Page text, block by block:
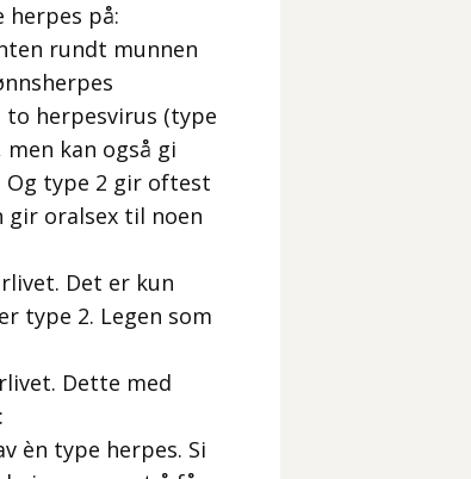
på:
rundt munnen
herpesvirus (type
kan også gi
Og type 2 gir oftest
gir oralsex til noen
Det er kun
type 2. Legen som
Dette med
èn type herpes. Si